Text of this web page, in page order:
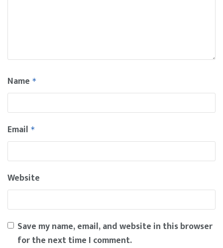
Name *
Email *
Website
Save my name, email, and website in this browser
for the next time I comment.